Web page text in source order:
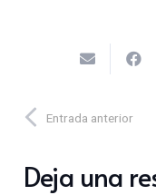
Entrada anterior
Deja una